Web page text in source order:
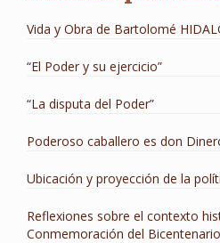
Vida y Obra de Bartolomé
“El Poder y su ejercicio”
“La disputa del Poder”
Poderoso caballero es don
Ubicación y proyección de la
Reflexiones sobre el contexto
Conmemoración del